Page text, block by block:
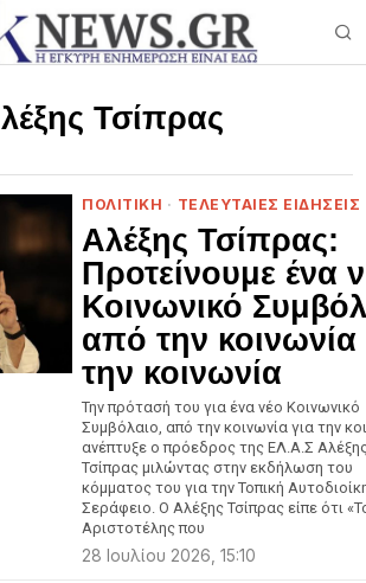
Τσίπρας
ΠΟΛΙΤΙΚΗ · ΤΕΛΕΥΤΑΙΕΣ ΕΙΔΗΣΕΙΣ
Αλέξης Τσίπρας:
Προτείνουμε ένα
Κοινωνικό
από την κοινωνία
την κοινωνία
Την πρότασή του για ένα νέο Κοινωνικό
Συμβόλαιο, από την κοινωνία για την
ανέπτυξε ο πρόεδρος της ΕΛ.Α.Σ
Τσίπρας μιλώντας στην εκδήλωση του
κόμματος του για την Τοπική
Σεράφειο. Ο Αλέξης Τσίπρας είπε ότι
Αριστοτέλης που
28 Ιουλίου 2026, 15:10